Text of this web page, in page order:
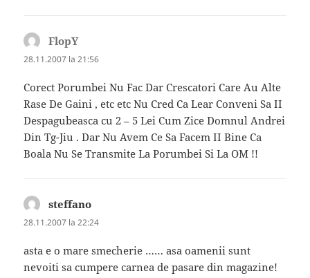
FlopYspune:
28.11.2007 la 21:56
Corect Porumbei Nu Fac Dar Crescatori Care Au Alte
Rase De Gaini , etc etc Nu Cred Ca Lear Conveni Sa II
Despagubeasca cu 2 – 5 Lei Cum Zice Domnul Andrei
Din Tg-Jiu . Dar Nu Avem Ce Sa Facem II Bine Ca
Boala Nu Se Transmite La Porumbei Si La OM !!
steffano
28.11.2007 la 22:24
asta e o mare smecherie …… asa oamenii sunt
nevoiti sa cumpere carnea de pasare din magazine!